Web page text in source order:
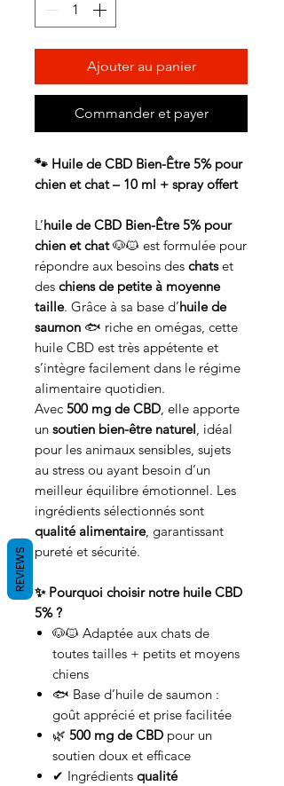
Ajouter au panier
Commander et payer
🐾 Huile de CBD Bien-Être 5% pour
chien et chat – 10 ml + spray offert
L’huile de CBD Bien-Être 5% pour
chien et chat🐶🐱 est formulée pour
répondre aux besoins des chatset
des chiens de petite à moyenne
taille. Grâce à sa base d’huile de
saumon 🐟 riche en omégas, cette
huile CBD est très appétente et
s’intègre facilement dans le régime
alimentaire quotidien.
Avec 500 mg de CBD , elle apporte
un soutien bien-être naturel , idéal
pour les animaux sensibles, sujets
au stress ou ayant besoin d’un
meilleur équilibre émotionnel. Les
ingrédients sélectionnés sont
qualité alimentaire, garantissant
pureté et sécurité.
✨ Pourquoi choisir notre huile CBD
5% ?
🐶🐱 Adaptée aux chats de
toutes tailles + petits et moyens
chiens
🐟 Base d’huile de saumon :
goût apprécié et prise facilitée
🌿 500 mg de CBD pour un
soutien doux et efficace
✔ Ingrédients qualité
REVIEWS